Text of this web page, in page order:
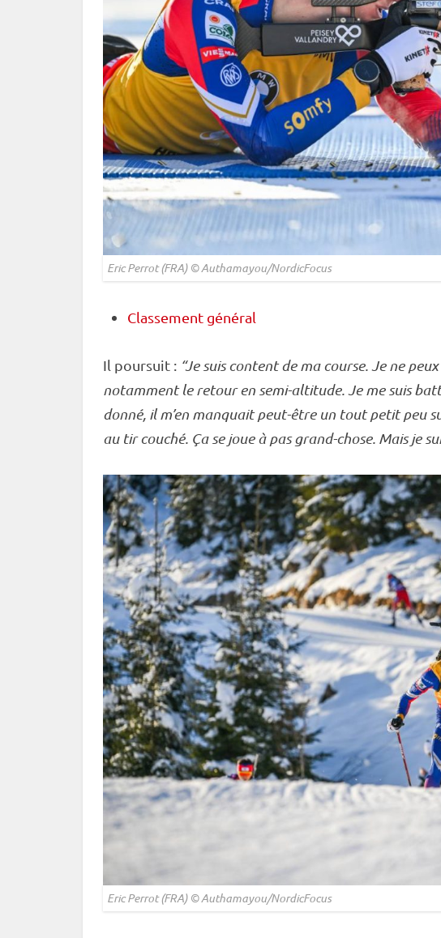
Eric Perrot (FRA) © Authamayou/NordicFocus
Classement général
Il poursuit : “Je suis content de ma course. Je ne
notamment le retour en semi-altitude. Je me suis
donné, il m’en manquait peut-être un tout petit peu
au tircouché. Ça se joue à pas grand-chose. Mais je
Eric Perrot (FRA) © Authamayou/NordicFocus